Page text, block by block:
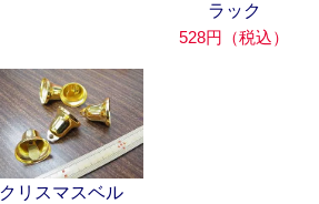
ラック
528円（税込）
クリスマスベル